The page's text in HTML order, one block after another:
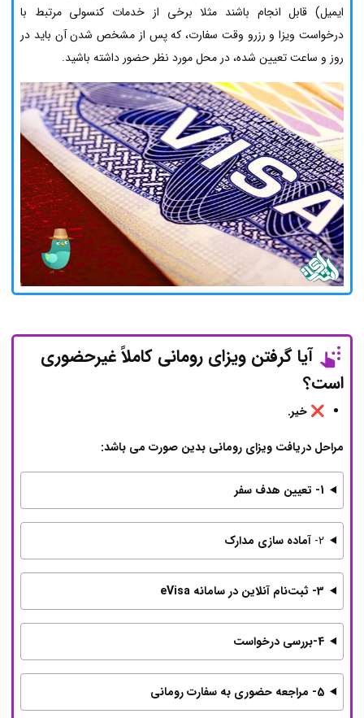
ایمیل) قابل انجام باشند مثلا برخی از خدمات کنسولی مرتبط با
درخواست ویزا و رزرو وقت سفارت، که پس از مشخص شدن آن باید در
روز و ساعت تعیین شده، در محل مورد نظر حضور داشته باشید.
آیا گرفتن ویزای رومانی کاملاً غیرحضوری
است؟
❌ خیر.
مراحل دریافت ویزای رومانی بدین صورت می باشد:
1- تعیین هدف سفر
2- آماده سازی مدارک
3- ثبت‌نام آنلاین در سامانه eVisa
4-بررسی درخواست
5- مراجعه حضوری به سفارت رومانی